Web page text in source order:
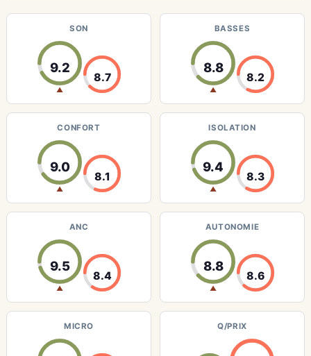
SON
9.2
▲
8.7
BASSES
8.8
▲
8.2
CONFORT
9.0
▲
8.1
ISOLATION
9.4
▲
8.3
ANC
9.5
▲
8.4
AUTONOMIE
8.8
▲
8.6
MICRO Q/PRIX